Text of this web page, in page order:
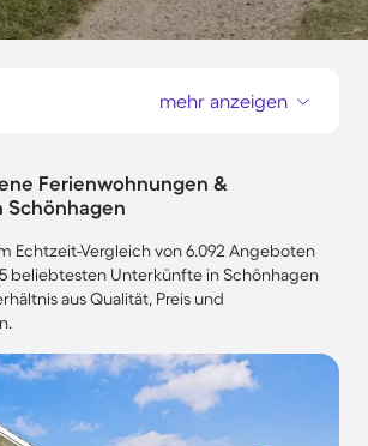
mehr anzeigen
Ferienwohnungen &
Schönhagen
Echtzeit-Vergleich von 6.092 Angeboten
beliebtesten Unterkünfte in Schönhagen
aus Qualität, Preis und